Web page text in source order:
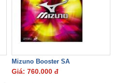
Mizuno Booster SA
Giá: 760.000 đ